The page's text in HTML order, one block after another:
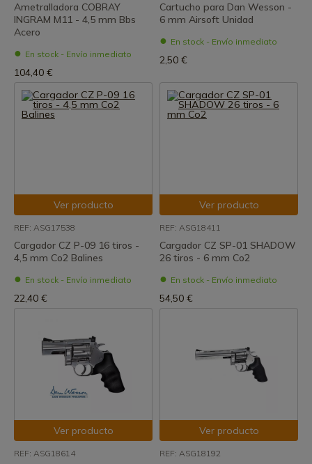
Ametralladora COBRAY
INGRAM M11 - 4,5 mm Bbs
Acero
En stock - Envío inmediato
104,40 €
Cartucho para Dan Wesson -
6 mm Airsoft Unidad
En stock - Envío inmediato
2,50 €
Ver producto
REF: ASG17538
Cargador CZ P-09 16 tiros -
4,5 mm Co2 Balines
En stock - Envío inmediato
22,40 €
Ver producto
REF: ASG18411
Cargador CZ SP-01 SHADOW
26 tiros - 6 mm Co2
En stock - Envío inmediato
54,50 €
Ver producto
REF: ASG18614
Ver producto
REF: ASG18192